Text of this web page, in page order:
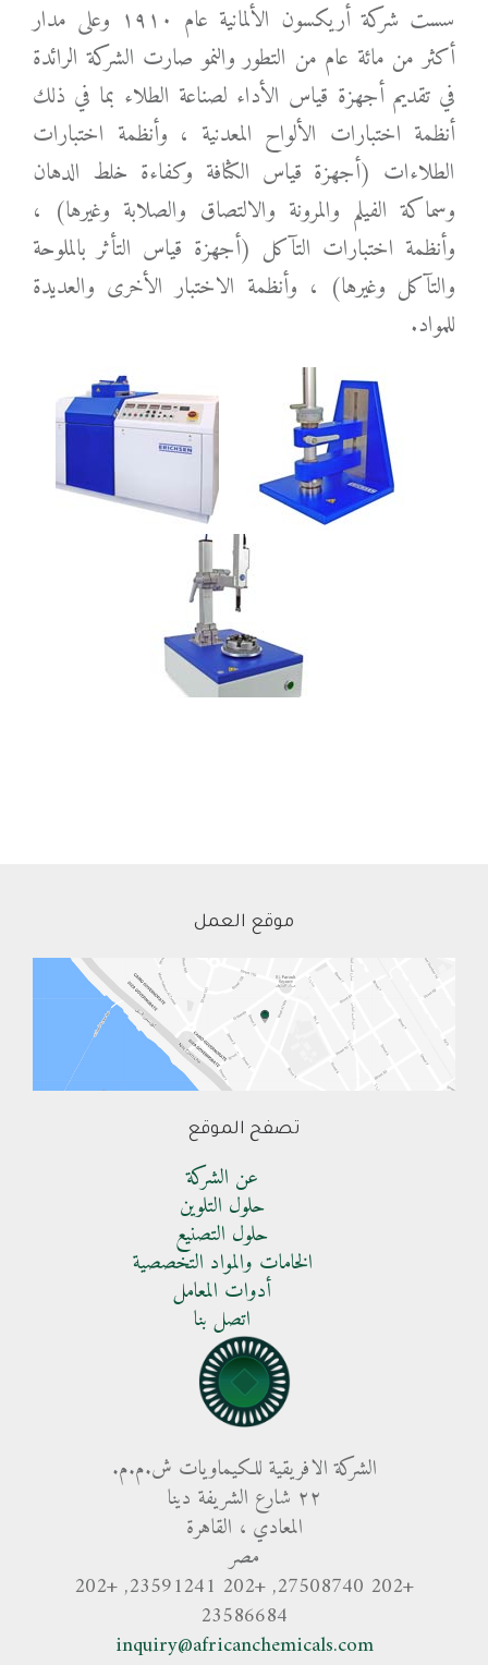
سست شركة أريكسون الألمانية عام ۱٩۱۰ وعلى مدار
أكثر من مائة عام من التطور والنمو صارت الشركة الرائدة
في تقديم أجهزة قياس الأداء لصناعة الطلاء بما في ذلك
أنظمة اختبارات الألواح المعدنية ، وأنظمة اختبارات
الطلاءات (أجهزة قياس الكثافة وكفاءة خلط الدهان
وسماكة الفيلم والمرونة والالتصاق والصلابة وغيرها) ،
وأنظمة اختبارات التآكل (أجهزة قياس التأثر بالملوحة
والتآكل وغيرها) ، وأنظمة الاختبار الأخرى والعديدة
للمواد.
موقع العمل
تصفح الموقع
عن الشركة
حلول التلوين
حلول التصنيع
الخامات والمواد التخصصية
أدوات المعامل
اتصل بنا
الشركة الافريقية للكيماويات ش.م.م.
٢٢ شارع الشريفة دينا
المعادي ، القاهرة
مصر
+202 27508740, +202 23591241, +202
23586684
inquiry@africanchemicals.com